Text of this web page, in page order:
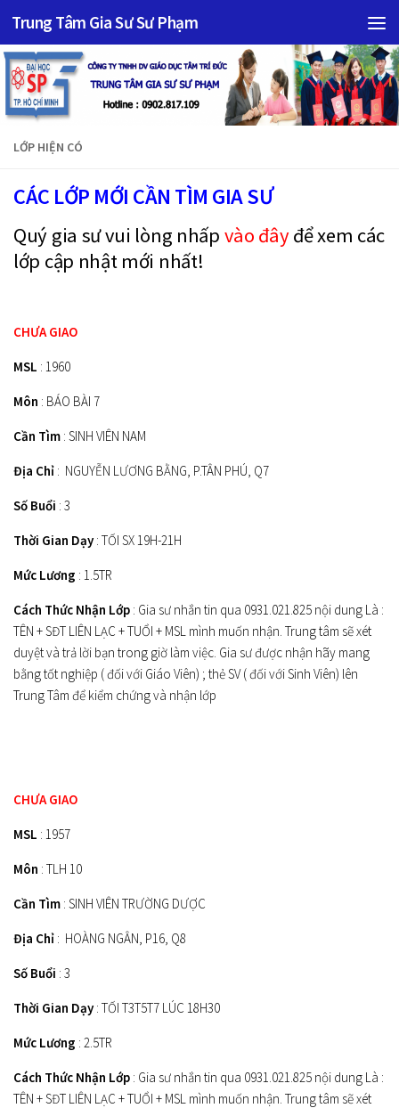
Skip to content
Trung Tâm Gia Sư Sư Phạm
LỚP HIỆN CÓ
CÁC LỚP MỚI CẦN TÌM GIA SƯ
Quý gia sư vui lòng nhấp vào đây để xem các
lớp cập nhật mới nhất!
CHƯA GIAO
MSL : 1960
Môn : BÁO BÀI 7
Cần Tìm : SINH VIÊN NAM
Địa Chỉ : NGUYỄN LƯƠNG BẰNG, P.TÂN PHÚ, Q7
Số Buổi : 3
Thời Gian Dạy : TỐI SX 19H-21H
Mức Lương : 1.5TR
Cách Thức Nhận Lớp : Gia sư nhắn tin qua 0931.021.825 nội dung Là :
TÊN + SĐT LIÊN LẠC + TUỔI + MSL mình muốn nhận. Trung tâm sẽ xét
duyệt và trả lời bạn trong giờ làm việc. Gia sư được nhận hãy mang
bằng tốt nghiệp ( đối với Giáo Viên) ; thẻ SV ( đối với Sinh Viên) lên
Trung Tâm để kiểm chứng và nhận lớp
CHƯA GIAO
MSL : 1957
Môn : TLH 10
Cần Tìm : SINH VIÊN TRƯỜNG DƯỢC
Địa Chỉ : HOÀNG NGÂN, P16, Q8
Số Buổi : 3
Thời Gian Dạy : TỐI T3T5T7 LÚC 18H30
Mức Lương : 2.5TR
Cách Thức Nhận Lớp : Gia sư nhắn tin qua 0931.021.825 nội dung Là :
TÊN + SĐT LIÊN LẠC + TUỔI + MSL mình muốn nhận. Trung tâm sẽ xét